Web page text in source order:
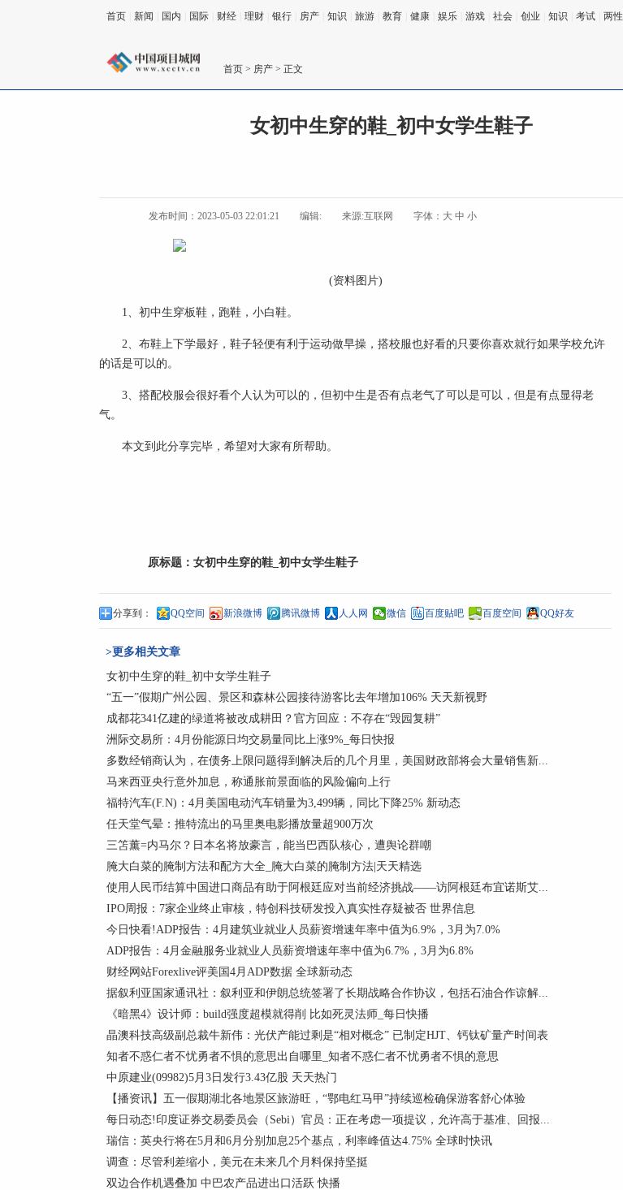
首页 新闻 国内 国际 财经 理财 银行 房产 知识 旅游 教育 健康 娱乐 游戏 社会 创业 知识 考试 两性
首页 > 房产 > 正文
女初中生穿的鞋_初中女学生鞋子
发布时间：2023-05-03 22:01:21 编辑: 来源:互联网 字体： 大 中 小
(资料图片)
1、初中生穿板鞋，跑鞋，小白鞋。
2、布鞋上下学最好，鞋子轻便有利于运动做早操，搭校服也好看的只要你喜欢就行如果学校允许
的话是可以的。
3、搭配校服会很好看个人认为可以的，但初中生是否有点老气了可以是可以，但是有点显得老
气。
本文到此分享完毕，希望对大家有所帮助。
原标题： 女初中生穿的鞋_初中女学生鞋子
分享到： QQ空间 新浪微博 腾讯微博 人人网 微信 百度贴吧 百度空间 QQ好友
>更多相关文章
女初中生穿的鞋_初中女学生鞋子
“五一”假期广州公园、景区和森林公园接待游客比去年增加106% 天天新视野
成都花341亿建的绿道将被改成耕田？官方回应：不存在“毁园复耕”
洲际交易所：4月份能源日均交易量同比上涨9%_每日快报
多数经销商认为，在债务上限问题得到解决后的几个月里，美国财政部将会大量销售新...
马来西亚央行意外加息，称通胀前景面临的风险偏向上行
福特汽车(F.N)：4月美国电动汽车销量为3,499辆，同比下降25% 新动态
任天堂气晕：推特流出的马里奥电影播放量超900万次
三笘薰=内马尔？日本名将放豪言，能当巴西队核心，遭舆论群嘲
腌大白菜的腌制方法和配方大全_腌大白菜的腌制方法|天天精选
使用人民币结算中国进口商品有助于阿根廷应对当前经济挑战——访阿根廷布宜诺斯艾...
IPO周报：7家企业终止审核，特创科技研发投入真实性存疑被否 世界信息
今日快看!ADP报告：4月建筑业就业人员薪资增速年率中值为6.9%，3月为7.0%
ADP报告：4月金融服务业就业人员薪资增速年率中值为6.7%，3月为6.8%
财经网站Forexlive评美国4月ADP数据 全球新动态
据叙利亚国家通讯社：叙利亚和伊朗总统签署了长期战略合作协议，包括石油合作谅解...
《暗黑4》设计师：build强度超模就得削 比如死灵法师_每日快播
晶澳科技高级副总裁牛新伟：光伏产能过剩是“相对概念” 已制定HJT、钙钛矿量产时间表
知者不惑仁者不忧勇者不惧的意思出自哪里_知者不惑仁者不忧勇者不惧的意思
中原建业(09982)5月3日发行3.43亿股 天天热门
【播资讯】五一假期湖北各地景区旅游旺，“鄂电红马甲”持续巡检确保游客舒心体验
每日动态!印度证券交易委员会（Sebi）官员：正在考虑一项提议，允许高于基准、回报...
瑞信：英央行将在5月和6月分别加息25个基点，利率峰值达4.75% 全球时快讯
调查：尽管利差缩小，美元在未来几个月料保持坚挺
双边合作机遇叠加 中巴农产品进出口活跃 快播